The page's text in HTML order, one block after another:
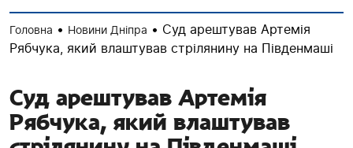
Головна • Новини Дніпра • Суд арештував Артемія
Рябчука, який влаштував стрілянину на Південмаші
Суд арештував Артемія
Рябчука, який влаштував